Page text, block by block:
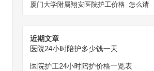
厦门大学附属翔安医院护工价格_怎么请
近期文章
医院24小时陪护多少钱一天
医院护工24小时陪护价格一览表